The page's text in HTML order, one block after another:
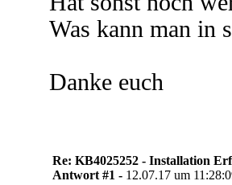
Was kann man in
Danke euch
Re: KB4025252 - Installation
Antwort #1 - 12.07.17 um